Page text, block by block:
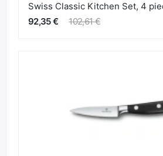
Swiss Classic Kitchen Set, 4
92,35 €
102,61 €